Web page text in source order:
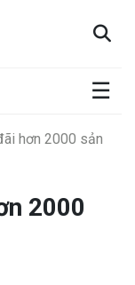
☰
×
hơn 2000 sản
2000